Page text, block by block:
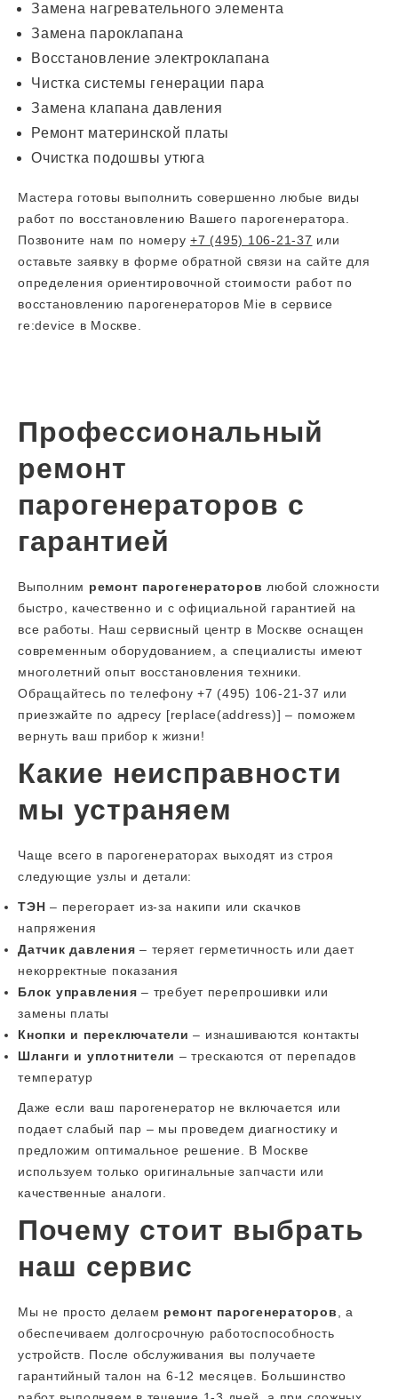
Замена нагревательного элемента
Замена пароклапана
Восстановление электроклапана
Чистка системы генерации пара
Замена клапана давления
Ремонт материнской платы
Очистка подошвы утюга
Мастера готовы выполнить совершенно любые виды
работ по восстановлению Вашего парогенератора.
Позвоните нам по номеру +7 (495) 106-21-37 или
оставьте заявку в форме обратной связи на сайте для
определения ориентировочной стоимости работ по
восстановлению парогенераторов Mie в сервисе
re:device в Москве.
Профессиональный
ремонт
парогенераторов с
гарантией
Выполним ремонт парогенераторов любой сложности
быстро, качественно и с официальной гарантией на
все работы. Наш сервисный центр в Москве оснащен
современным оборудованием, а специалисты имеют
многолетний опыт восстановления техники.
Обращайтесь по телефону +7 (495) 106-21-37 или
приезжайте по адресу [replace(address)] – поможем
вернуть ваш прибор к жизни!
Какие неисправности
мы устраняем
Чаще всего в парогенераторах выходят из строя
следующие узлы и детали:
ТЭН – перегорает из-за накипи или скачков
напряжения
Датчик давления – теряет герметичность или дает
некорректные показания
Блок управления – требует перепрошивки или
замены платы
Кнопки и переключатели – изнашиваются контакты
Шланги и уплотнители – трескаются от перепадов
температур
Даже если ваш парогенератор не включается или
подает слабый пар – мы проведем диагностику и
предложим оптимальное решение. В Москве
используем только оригинальные запчасти или
качественные аналоги.
Почему стоит выбрать
наш сервис
Мы не просто делаем ремонт парогенераторов , а
обеспечиваем долгосрочную работоспособность
устройств. После обслуживания вы получаете
гарантийный талон на 6-12 месяцев. Большинство